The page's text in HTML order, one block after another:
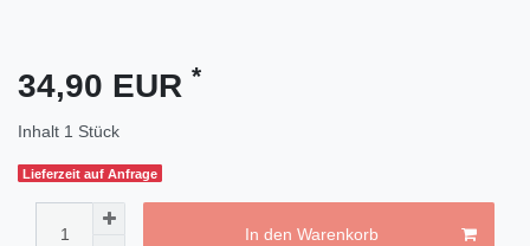
34,90 EUR *
Inhalt 1 Stück
Lieferzeit auf Anfrage
In den Warenkorb